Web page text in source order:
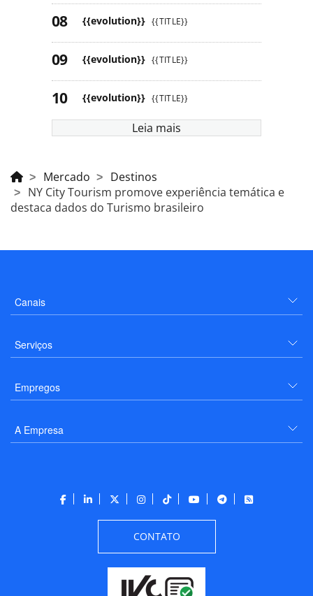
{{evolution}} {{TITLE}}
{{evolution}} {{TITLE}}
{{evolution}} {{TITLE}}
Leia mais
Mercado
Destinos
NY City Tourism promove experiência temática e
destaca dados do Turismo brasileiro
Canais
Serviços
Empregos
A Empresa
CONTATO